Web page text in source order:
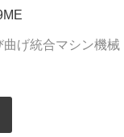
げ統合マシン機